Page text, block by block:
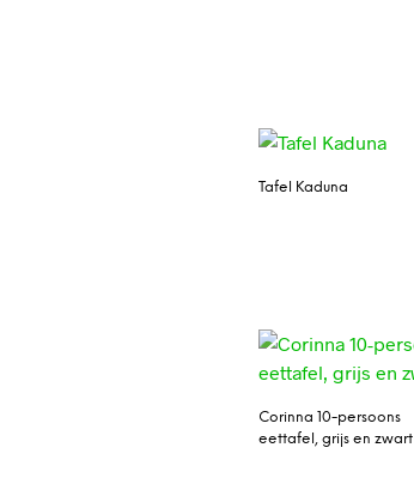
Tafel Kaduna
Corinna 10-persoons
eettafel, grijs en zwart